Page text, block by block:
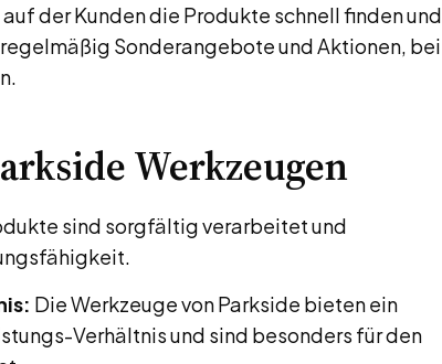
der Kunden die Produkte schnell finden und
Sonderangebote und Aktionen, bei
Werkzeugen
sind sorgfältig verarbeitet und
Die Werkzeuge von Parkside bieten ein
Verhältnis und sind besonders für den